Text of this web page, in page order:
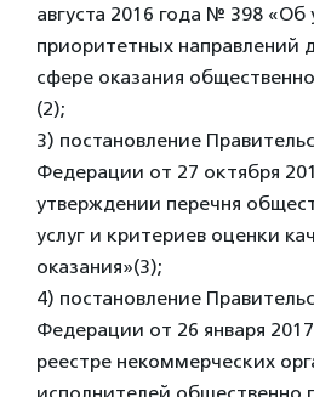
августа 2016 года № 398 «Об
приоритетных направлений
сфере оказания
(2);
3) постановление
Федерации от 27 октября
утверждении перечня
услуг и критериев оценки
оказания»(3);
4) постановление
Федерации от 26 января
реестре некоммерческих